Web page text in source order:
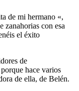
de mi hermano «,
zanahorias con esa
el éxito
de
hace varios
de ella, de Belén.